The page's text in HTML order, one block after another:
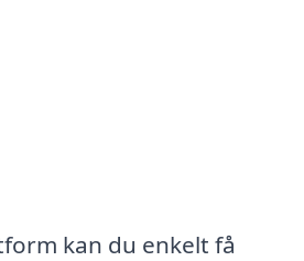
kan du enkelt få